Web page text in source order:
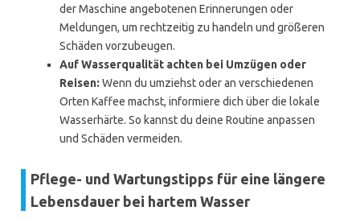
der Maschine angebotenen Erinnerungen oder
Meldungen, um rechtzeitig zu handeln und größeren
Schäden vorzubeugen.
Auf Wasserqualität achten bei Umzügen oder
Reisen: Wenn du umziehst oder an verschiedenen
Orten Kaffee machst, informiere dich über die lokale
Wasserhärte. So kannst du deine Routine anpassen
und Schäden vermeiden.
Pflege- und Wartungstipps für eine längere
Lebensdauer bei hartem Wasser